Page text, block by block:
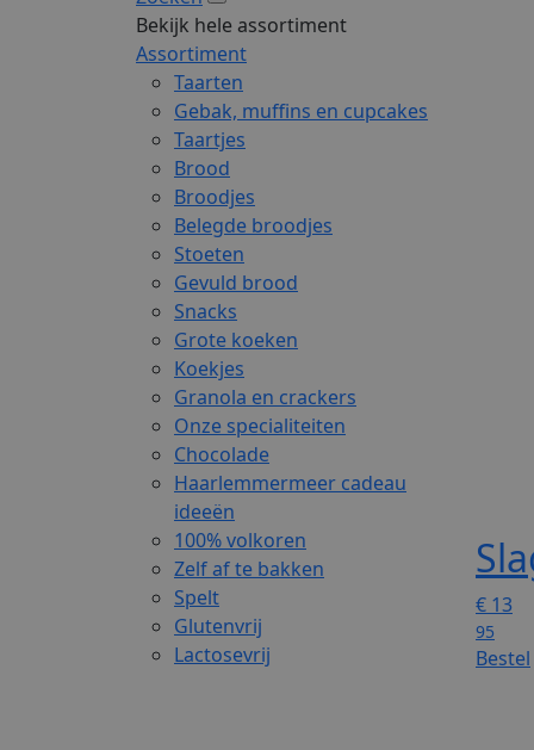
Bekijk hele assortiment
Assortiment
Taarten
Gebak, muffins en cupcakes
Taartjes
Brood
Broodjes
Belegde broodjes
Stoeten
Gevuld brood
Snacks
Grote koeken
Koekjes
Granola en crackers
Onze specialiteiten
Chocolade
Haarlemmermeer cadeau
ideeën
100% volkoren
Zelf af te bakken
Spelt
Glutenvrij
Lactosevrij
€ 13
95
Bestel